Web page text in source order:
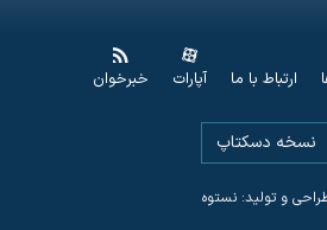
ارتباط با ما آپارات خبرخوان
نسخه دسکتاپ
و تولید: نستوه